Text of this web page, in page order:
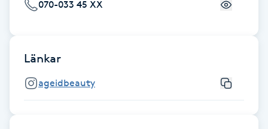
Fransborttagning
Fransfärgning
Fransförlängning Megavolym
070-033 45 XX
Länkar
ageidbeauty